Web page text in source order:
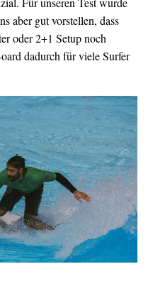
aber gut vorstellen, dass
oder 2+1 Setup noch
dadurch für viele Surfer